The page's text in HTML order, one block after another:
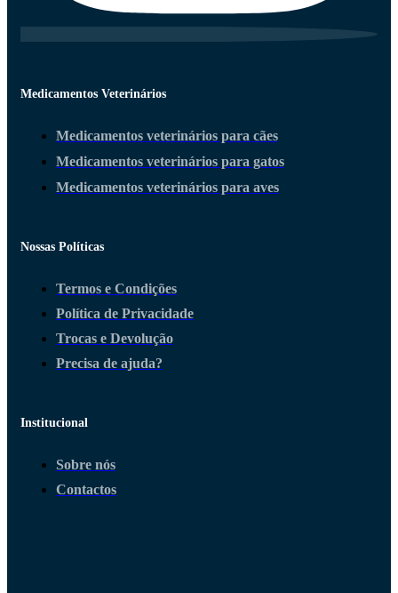
Medicamentos Veterinários
Medicamentos veterinários para cães
Medicamentos veterinários para gatos
Medicamentos veterinários para aves
Nossas Políticas
Termos e Condições
Política de Privacidade
Trocas e Devolução
Precisa de ajuda?
Institucional
Sobre nós
Contactos